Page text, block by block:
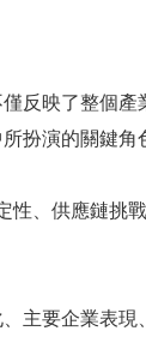
反映了整個
扮演的關鍵角
、供應鏈
主要企業表